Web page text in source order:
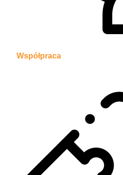
Współpraca